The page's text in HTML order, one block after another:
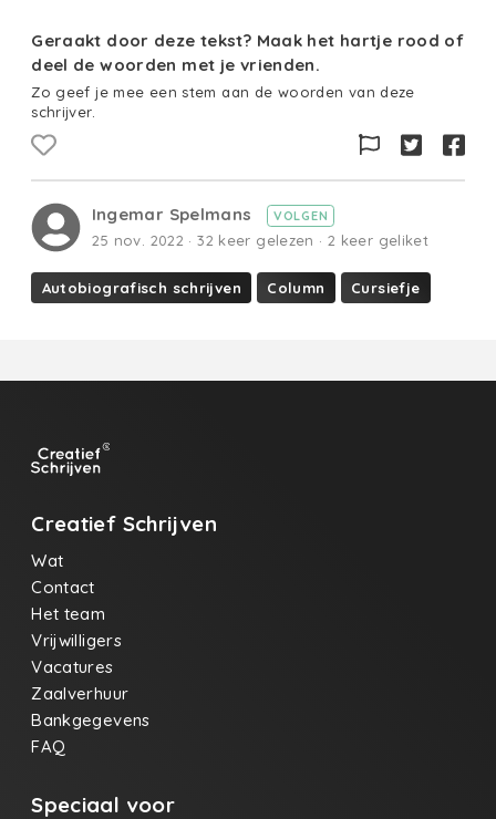
Geraakt door deze tekst? Maak het hartje rood of
deel de woorden met je vrienden.
Zo geef je mee een stem aan de woorden van deze
schrijver.
Ingemar Spelmans VOLGEN
25 nov. 2022 · 32 keer gelezen · 2 keer geliket
Autobiografisch schrijven Column Cursiefje
Creatief Schrijven
Wat
Contact
Het team
Vrijwilligers
Vacatures
Zaalverhuur
Bankgegevens
FAQ
Speciaal voor